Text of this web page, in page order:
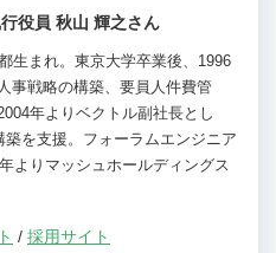
役員 秋山 輝之さん
生まれ。東京大学卒業後、1996
事戦略の構築、要員人件費管
年よりベクトル副社長とし
を支援。フォーラムエンジニア
よりマッシュホールディングス
/ 採用サイト